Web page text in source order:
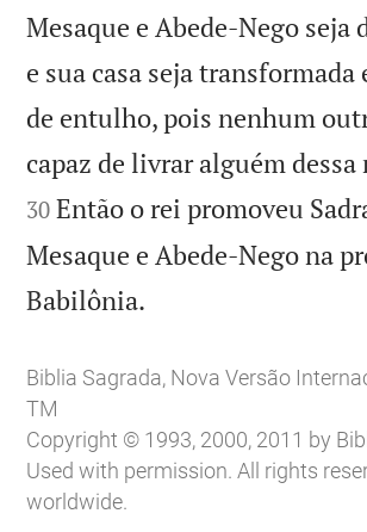
Mesaque e Abede-Nego seja
e sua casa seja transformada
de entulho, pois nenhum
capaz de livrar alguém dessa
30 Então o rei promoveu
Mesaque e Abede-Nego na
Babilônia.
Biblia Sagrada, Nova Versão
TM
Copyright © 1993, 2000, 2011 by
Used with permission. All rights
worldwide.